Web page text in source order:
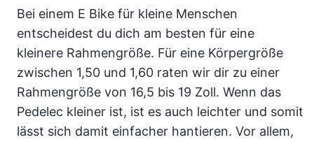
Bei einem E Bike für kleine Menschen
entscheidest du dich am besten für eine
kleinere Rahmengröße. Für eine Körpergröße
zwischen 1,50 und 1,60 raten wir dir zu einer
Rahmengröße von 16,5 bis 19 Zoll. Wenn das
Pedelec kleiner ist, ist es auch leichter und somit
lässt sich damit einfacher hantieren. Vor allem,